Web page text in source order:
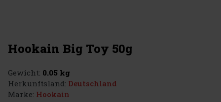
Hookain Big Toy 50g
Gewicht: 0.05 kg
Herkunftsland: Deutschland
Marke: Hookain